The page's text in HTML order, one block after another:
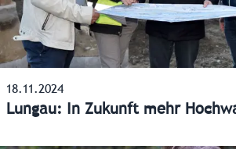
18.11.2024
Lungau: In Zukunft mehr